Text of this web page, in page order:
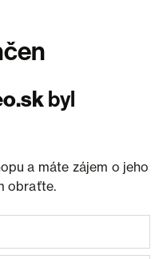
byl
a máte zájem o jeho
obraťte.